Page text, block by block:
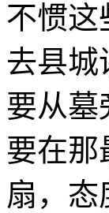
不惯这
去县城
要从墓
要在那
扇，